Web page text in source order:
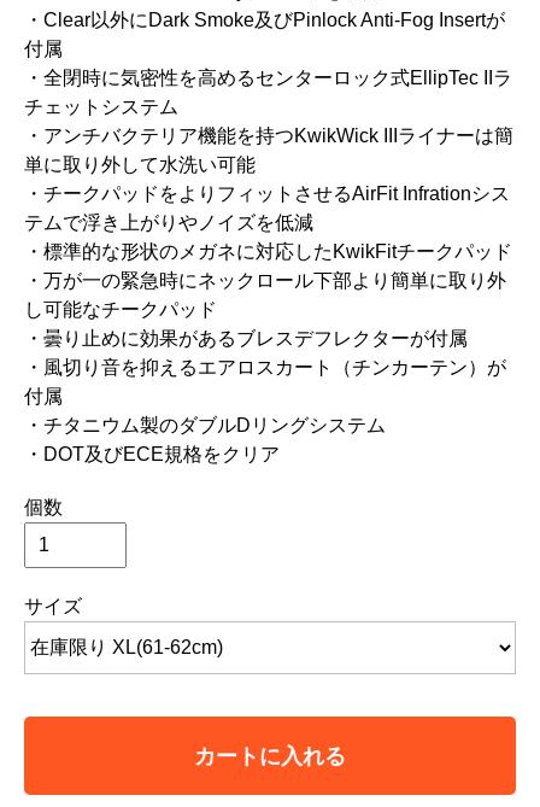
・Clear以外にDark Smoke及びPinlock Anti-Fog Insertが
付属
・全閉時に気密性を高めるセンターロック式EllipTec IIラ
チェットシステム
・アンチバクテリア機能を持つKwikWick IIIライナーは簡
単に取り外して水洗い可能
・チークパッドをよりフィットさせるAirFit Infrationシス
テムで浮き上がりやノイズを低減
・標準的な形状のメガネに対応したKwikFitチークパッド
・万が一の緊急時にネックロール下部より簡単に取り外
し可能なチークパッド
・曇り止めに効果があるブレスデフレクターが付属
・風切り音を抑えるエアロスカート（チンカーテン）が
付属
・チタニウム製のダブルDリングシステム
・DOT及びECE規格をクリア
個数
サイズ
カートに入れる